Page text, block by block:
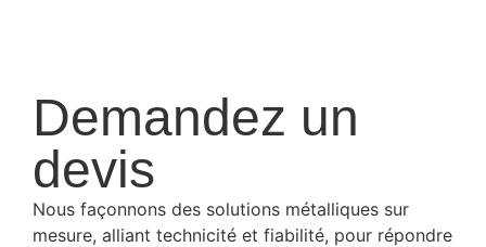
Demandez un
devis
Nous façonnons des solutions métalliques sur
mesure, alliant technicité et fiabilité, pour répondre